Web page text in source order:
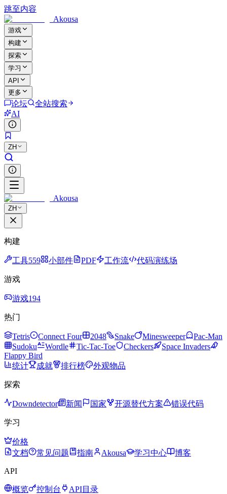
跳至内容
Akousa
游戏
构建
探索
学习
API
更多
论坛
全站搜索
AI
ZH
Akousa
ZH
构建
工具559 小部件 PDF 工作流 代码演练场
游戏
游戏194
热门
Tetris Connect Four 2048 Snake Minesweeper
Pac-Man
Sudoku
Wordle Tic-Tac-Toe Checkers
Space Invaders
Flappy Bird
统计
成就 排行榜 外观物品
探索
Downdetector 新闻 国家 开源替代方案 错误代码
学习
价格
文档
常见问题 指南 Akousa 学习中心 博客
API
概览 控制台 API目录